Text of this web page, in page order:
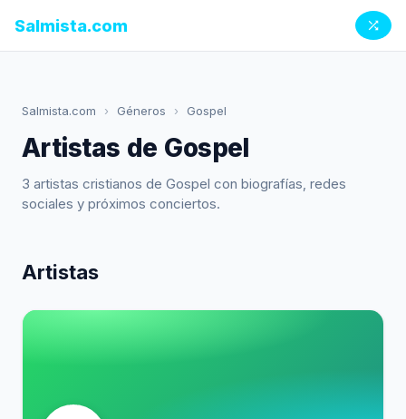
Salmista.com
Salmista.com › Géneros › Gospel
Artistas de Gospel
3 artistas cristianos de Gospel con biografías, redes
sociales y próximos conciertos.
Artistas